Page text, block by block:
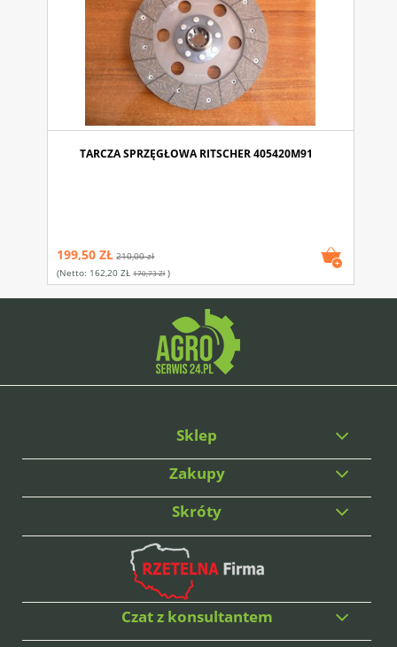
TARCZA SPRZĘGŁOWA RITSCHER 405420M91
199,50 ZŁ 210,00 zł
(netto: 162,20 ZŁ 170,73 Zł)
Sklep
Zakupy
Skróty
Czat z konsultantem